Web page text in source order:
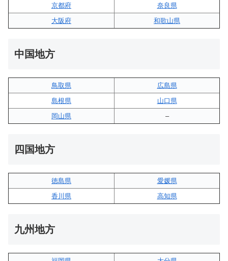
京都府
奈良県
大阪府
和歌山県
中国地方
鳥取県
広島県
島根県
山口県
岡山県
–
四国地方
徳島県
愛媛県
香川県
高知県
九州地方